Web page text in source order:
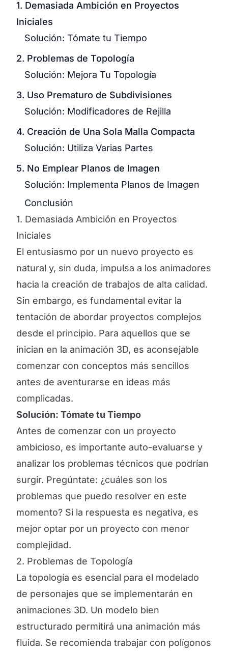
1. Demasiada Ambición en Proyectos
Iniciales
Solución: Tómate tu Tiempo
2. Problemas de Topología
Solución: Mejora Tu Topología
3. Uso Prematuro de Subdivisiones
Solución: Modificadores de Rejilla
4. Creación de Una Sola Malla Compacta
Solución: Utiliza Varias Partes
5. No Emplear Planos de Imagen
Solución: Implementa Planos de Imagen
Conclusión
1. Demasiada Ambición en Proyectos
Iniciales
El entusiasmo por un nuevo proyecto es
natural y, sin duda, impulsa a los animadores
hacia la creación de trabajos de alta calidad.
Sin embargo, es fundamental evitar la
tentación de abordar proyectos complejos
desde el principio. Para aquellos que se
inician en la animación 3D, es aconsejable
comenzar con conceptos más sencillos
antes de aventurarse en ideas más
complicadas.
Solución: Tómate tu Tiempo
Antes de comenzar con un proyecto
ambicioso, es importante auto-evaluarse y
analizar los problemas técnicos que podrían
surgir. Pregúntate: ¿cuáles son los
problemas que puedo resolver en este
momento? Si la respuesta es negativa, es
mejor optar por un proyecto con menor
complejidad.
2. Problemas de Topología
La topología es esencial para el modelado
de personajes que se implementarán en
animaciones 3D. Un modelo bien
estructurado permitirá una animación más
fluida. Se recomienda trabajar con polígonos